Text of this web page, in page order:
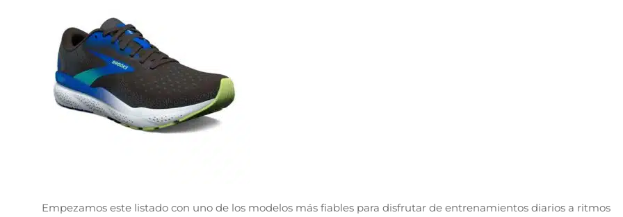
Empezamos este listado con uno de los modelos más fiables para disfrutar de entrenamientos diarios a ritmos